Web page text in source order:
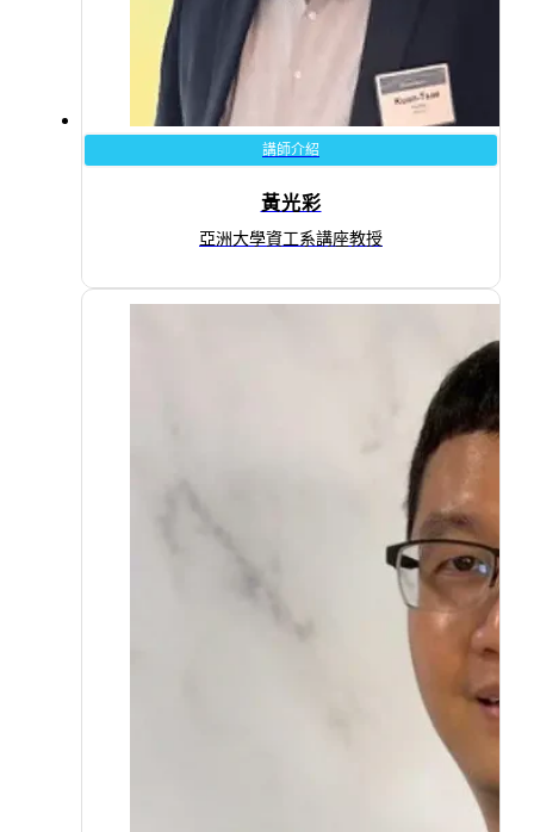
講師介紹
黃光彩
亞洲大學資工系講座教授